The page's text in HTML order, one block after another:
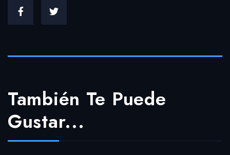
También Te Puede
Gustar...